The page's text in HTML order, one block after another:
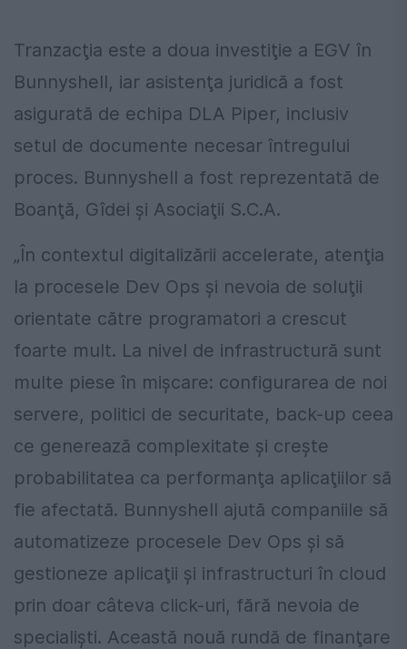
Tranzacţia este a doua investiţie a EGV în
Bunnyshell, iar asistenţa juridică a fost
asigurată de echipa DLA Piper, inclusiv
setul de documente necesar întregului
proces. Bunnyshell a fost reprezentată de
Boanţă, Gîdei şi Asociaţii S.C.A.
„În contextul digitalizării accelerate, atenţia
la procesele Dev Ops şi nevoia de soluţii
orientate către programatori a crescut
foarte mult. La nivel de infrastructură sunt
multe piese în mişcare: configurarea de noi
servere, politici de securitate, back-up ceea
ce generează complexitate şi creşte
probabilitatea ca performanţa aplicaţiilor să
fie afectată. Bunnyshell ajută companiile să
automatizeze procesele Dev Ops şi să
gestioneze aplicaţii şi infrastructuri în cloud
prin doar câteva click-uri, fără nevoia de
specialişti. Această nouă rundă de finanţare